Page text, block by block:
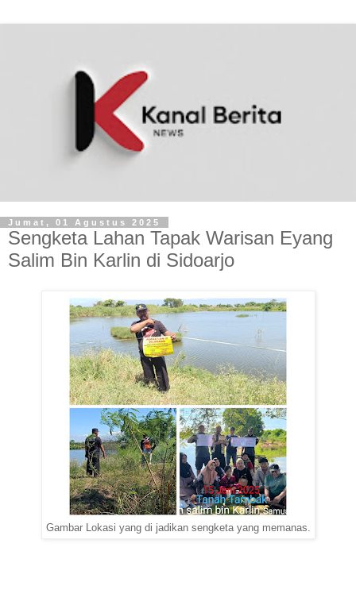
Jumat, 01 Agustus 2025
‎Sengketa Lahan Tapak Warisan Eyang
Salim Bin Karlin di Sidoarjo ‎
Gambar Lokasi yang di jadikan sengketa yang memanas.